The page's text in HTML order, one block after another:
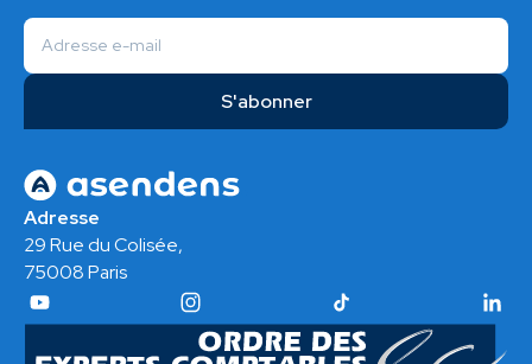
Adresse
29 Rue du Colisée,
75008 Paris